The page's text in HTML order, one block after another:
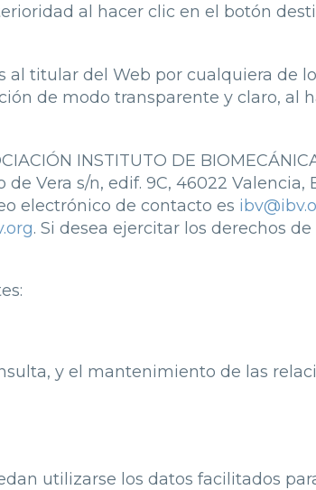
al hacer clic en el botón
titular del Web por cualquiera de
de modo transparente y claro, al
INSTITUTO DE
Vera s/n, edif. 9C, 46022 Valencia,
electrónico de contacto es
. Si desea ejercitar los derechos
y el mantenimiento de las
utilizarse los datos facilitados